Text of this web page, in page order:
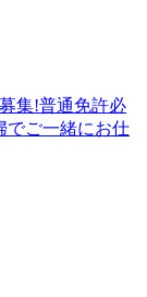
集!普通免許必
でご一緒にお仕